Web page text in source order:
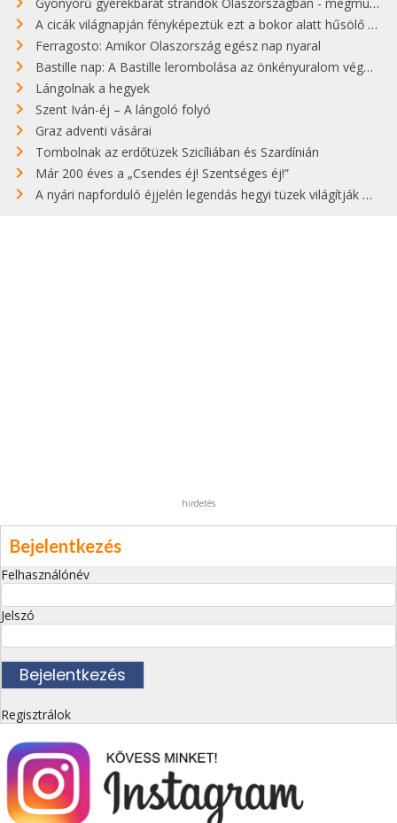
A cicák világnapján fényképeztük ezt a bokor alatt hűsölő cicát Kisorosziban
Ferragosto: Amikor Olaszország egész nap nyaral
Bastille nap: A Bastille lerombolása az önkényuralom végét jelentette
Lángolnak a hegyek
Szent Iván-éj – A lángoló folyó
Graz adventi vásárai
Tombolnak az erdőtüzek Szicíliában és Szardínián
Már 200 éves a „Csendes éj! Szentséges éj!”
A nyári napforduló éjjelén legendás hegyi tüzek világítják meg Zugspitzét
hirdetés
Bejelentkezés
Felhasználónév
Jelszó
Regisztrálok